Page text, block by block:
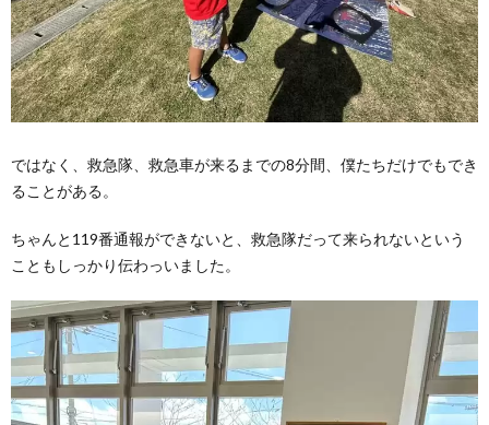
ではなく、救急隊、救急車が来るまでの8分間、僕たちだけでもでき
ることがある。
ちゃんと119番通報ができないと、救急隊だって来られないという
こともしっかり伝わっいました。